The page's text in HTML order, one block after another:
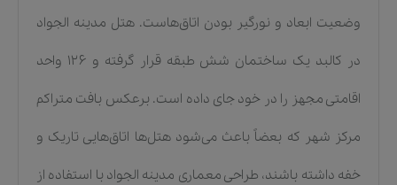
وضعیت ابعاد و نورگیر بودن اتاق‌هاست. هتل مدینه الجواد
در کالبد یک ساختمان شش طبقه قرار گرفته و ۱۲۶ واحد
اقامتی مجهز را در خود جای داده است. برعکس بافت متراکم
مرکز شهر که بعضاً باعث می‌شود هتل‌ها اتاق‌هایی تاریک و
خفه داشته باشند، طراحی معماری مدینه الجواد با استفاده از